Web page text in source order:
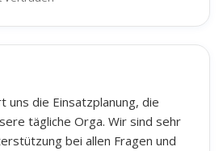
uns die Einsatzplanung, die
tägliche Orga. Wir sind sehr
bei allen Fragen und